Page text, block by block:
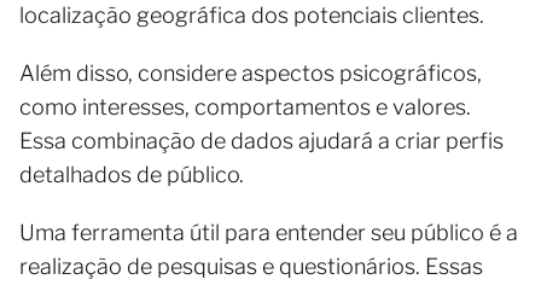
localização geográfica dos potenciais clientes.
Além disso, considere aspectos psicográficos,
como interesses, comportamentos e valores.
Essa combinação de dados ajudará a criar perfis
detalhados de público.
Uma ferramenta útil para entender seu público é a
realização de pesquisas e questionários. Essas